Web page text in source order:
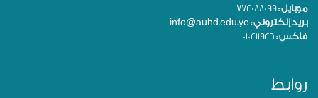
موبايل :
بريد إلكتروني :
فاكس :
روابط